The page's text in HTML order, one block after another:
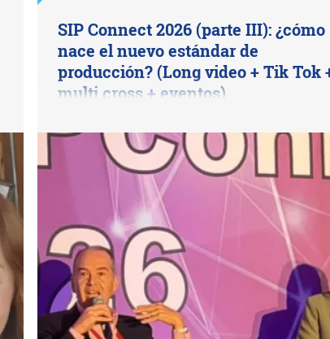
SIP Connect 2026 (parte III): ¿cómo
nace el nuevo estándar de
producción? (Long video + Tik Tok
multi cross + eventos)